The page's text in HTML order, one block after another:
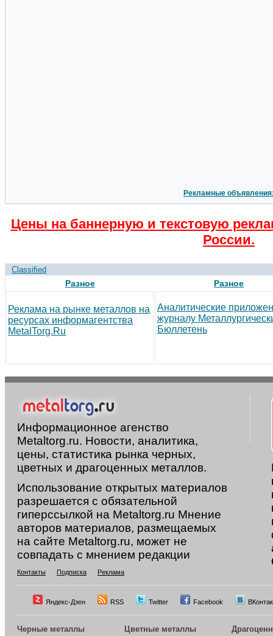
Рекламные
Цены на баннерную и текстовую
России.
Classified
Разное
Реклама на рынке металлов на
ресурсах информагентства
MetalTorg.Ru
Разное
Аналитические
журналу
Бюллетень
Информационное агенство
Metaltorg.ru. Новости, аналитика,
цены, статистика рынка черных,
цветных и драгоценных металлов.
Использование открытых материалов
разрешается с обязательной
гиперссылкой на Metaltorg.ru Мнение
авторов материалов, размещаемых
на сайте Metaltorg.ru, может не
совпадать с мнением редакции
Контакты Подписка Реклама
Яндекс-Дзен RSS Twitter Facebook
Черные металлы Цветные металлы